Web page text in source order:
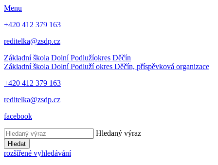
Menu
+420 412 379 163
reditelka@zsdp.cz
Základní škola Dolní Podlužíokres Děčín
Základní škola Dolní Podlužíokres Děčín, příspěvková organizace
+420 412 379 163
reditelka@zsdp.cz
facebook
Hledaný výraz
Hledat
rozšířené vyhledávání